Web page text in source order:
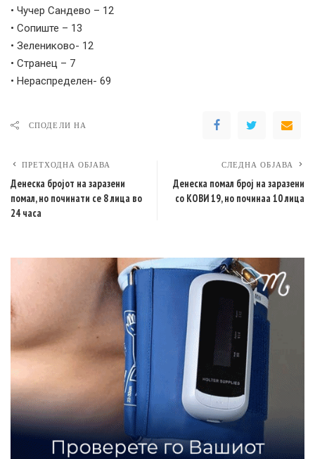
• Чучер Сандево – 12
• Сопиште – 13
• Зелениково- 12
• Странец – 7
• Нераспределен- 69
СПОДЕЛИ НА
ПРЕТХОДНА ОБЈАВА
Денеска бројот на заразени
помал, но починати се 8 лица во
24 часа
СЛЕДНА ОБЈАВА
Денеска помал број на заразени
со КОВИ 19, но починаа 10 лица